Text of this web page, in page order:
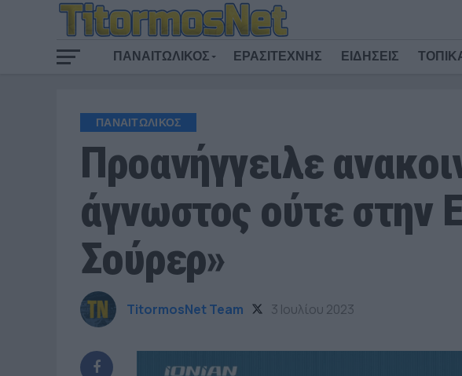
ΠΑΝΑΙΤΩΛΙΚΟΣ ΕΡΑΣΙΤΕΧΝΗΣ ΕΙΔΗΣΕΙΣ
ΠΑΝΑΙΤΩΛΙΚΟΣ
Προανήγγειλε
άγνωστος ούτε στην
Σούρερ»
TitormosNet Team 3 Ιουλίου 2023